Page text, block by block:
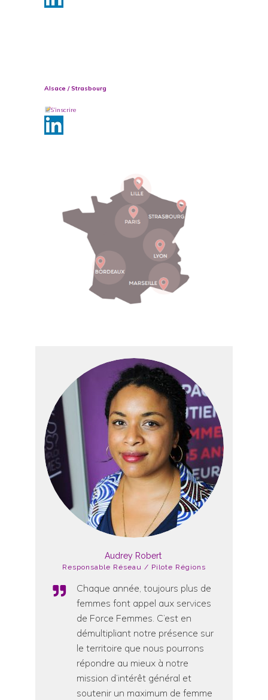
Alsace / Strasbourg
S’inscrire
Audrey Robert
Responsable Réseau / Pilote Régions
Chaque année, toujours plus de
femmes font appel aux services
de Force Femmes. C’est en
démultipliant notre présence sur
le territoire que nous pourrons
répondre au mieux à notre
mission d’intérêt général et
soutenir un maximum de femme